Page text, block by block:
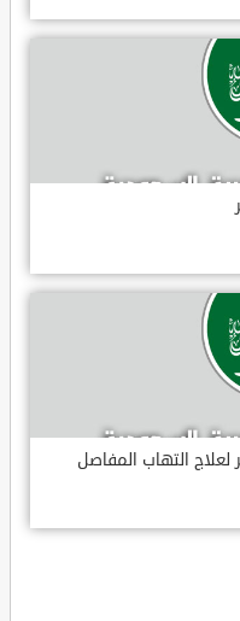
التهاب المفاصل